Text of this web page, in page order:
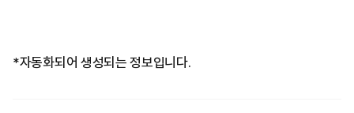
*자동화되어 생성되는 정보입니다.